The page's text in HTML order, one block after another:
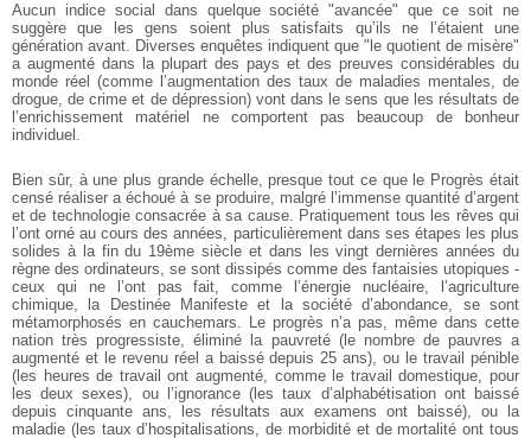
Aucun indice social dans quelque société "avancée" que ce soit ne
suggère que les gens soient plus satisfaits qu’ils ne l’étaient une
génération avant. Diverses enquêtes indiquent que "le quotient de misère"
a augmenté dans la plupart des pays et des preuves considérables du
monde réel (comme l’augmentation des taux de maladies mentales, de
drogue, de crime et de dépression) vont dans le sens que les résultats de
l’enrichissement matériel ne comportent pas beaucoup de bonheur
individuel.
Bien sûr, à une plus grande échelle, presque tout ce que le Progrès était
censé réaliser a échoué à se produire, malgré l’immense quantité d’argent
et de technologie consacrée à sa cause. Pratiquement tous les rêves qui
l’ont orné au cours des années, particulièrement dans ses étapes les plus
solides à la fin du 19ème siècle et dans les vingt dernières années du
règne des ordinateurs, se sont dissipés comme des fantaisies utopiques -
ceux qui ne l’ont pas fait, comme l’énergie nucléaire, l’agriculture
chimique, la Destinée Manifeste et la société d’abondance, se sont
métamorphosés en cauchemars. Le progrès n’a pas, même dans cette
nation très progressiste, éliminé la pauvreté (le nombre de pauvres a
augmenté et le revenu réel a baissé depuis 25 ans), ou le travail pénible
(les heures de travail ont augmenté, comme le travail domestique, pour
les deux sexes), ou l’ignorance (les taux d’alphabétisation ont baissé
depuis cinquante ans, les résultats aux examens ont baissé), ou la
maladie (les taux d’hospitalisations, de morbidité et de mortalité ont tous